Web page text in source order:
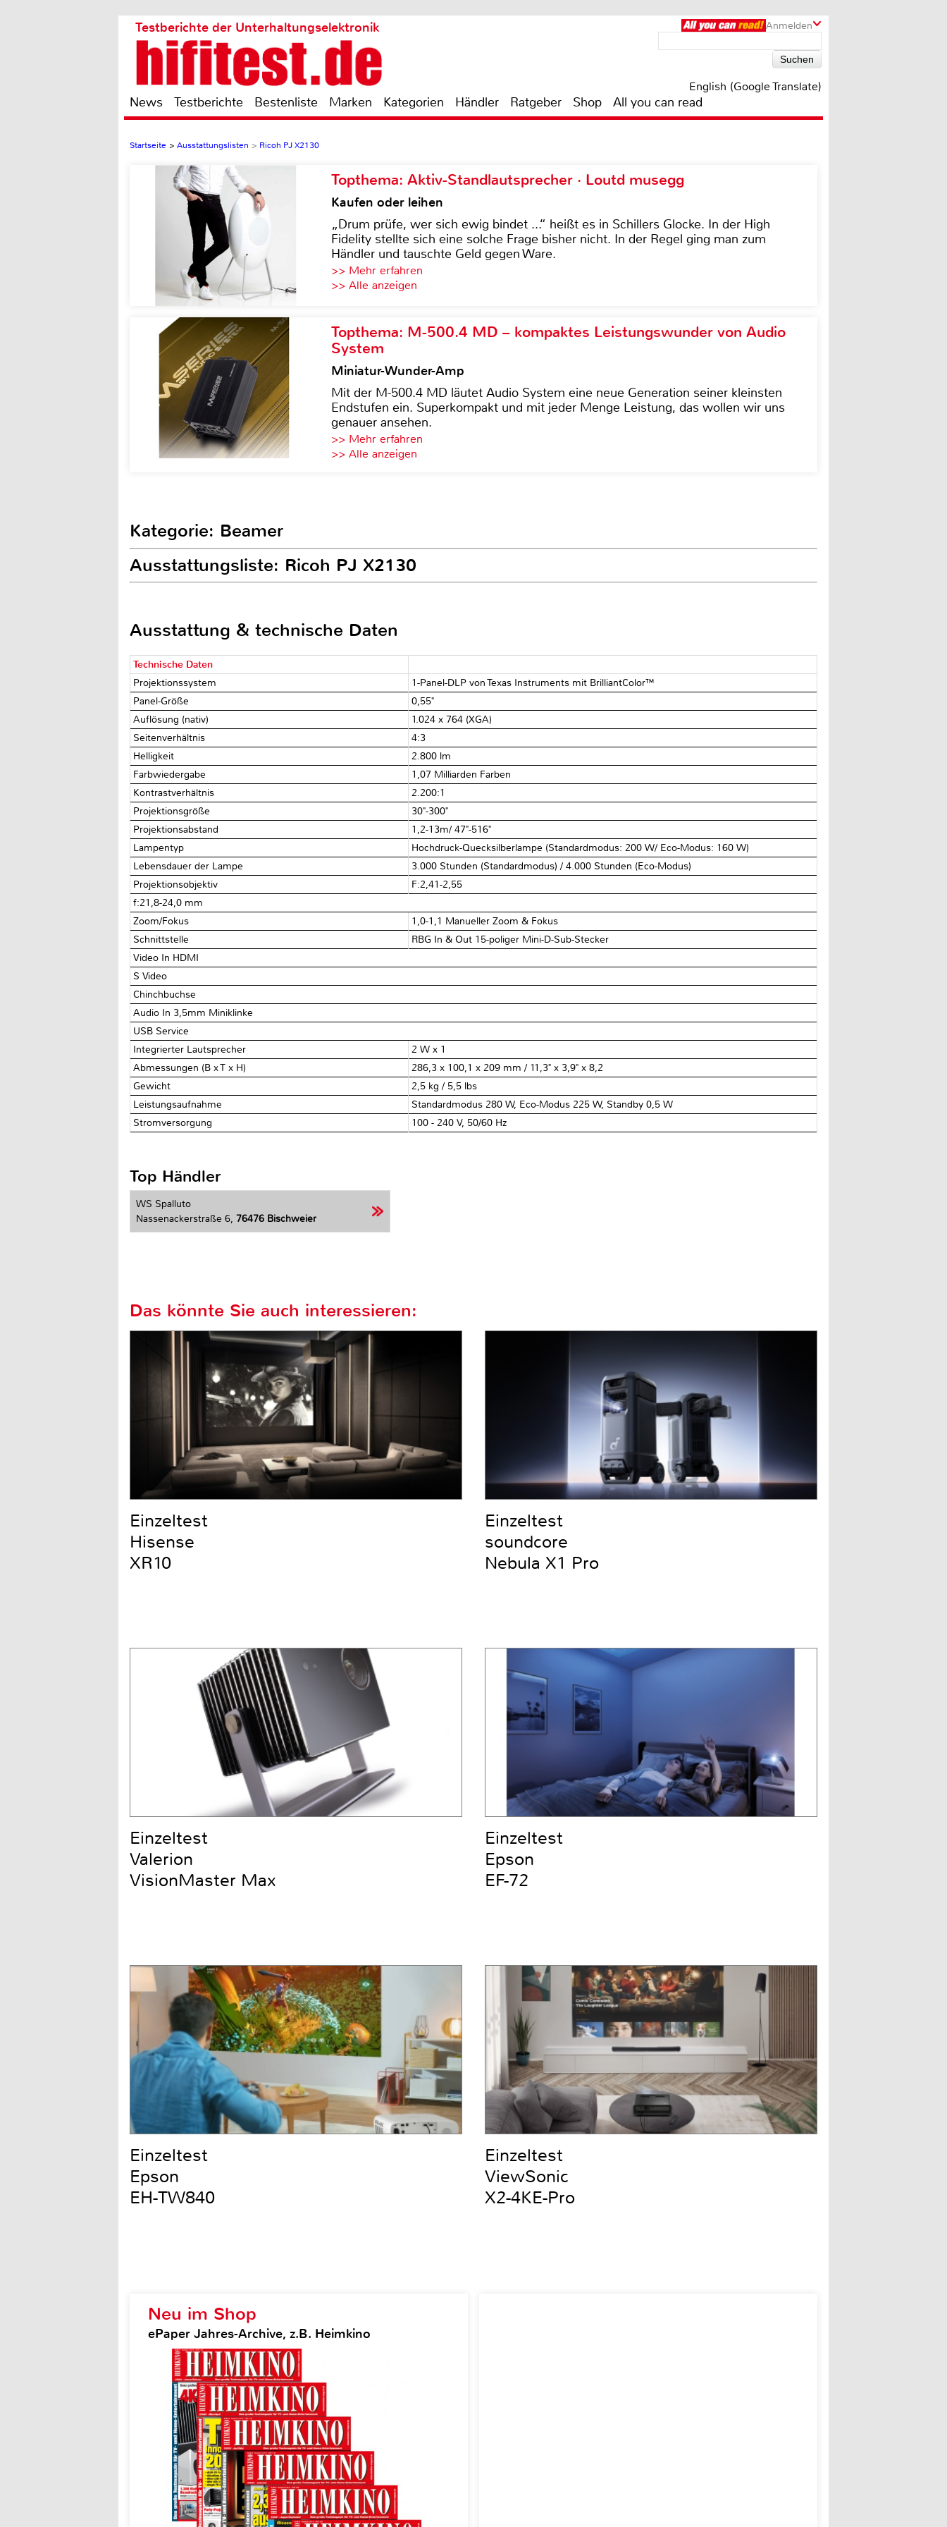
Anmelden
Testberichte der Unterhaltungselektronik
English (Google Translate)
News Testberichte Bestenliste Marken Kategorien Händler Ratgeber Shop All you can read
Startseite > Ausstattungslisten > Ricoh PJ X2130
Topthema: Aktiv-Standlautsprecher · Loutd musegg
Kaufen oder leihen
„Drum prüfe, wer sich ewig bindet ...“ heißt es in Schillers Glocke. In der High
Fidelity stellte sich eine solche Frage bisher nicht. In der Regel ging man zum
Händler und tauschte Geld gegen Ware.
>> Mehr erfahren
>> Alle anzeigen
Topthema: M-500.4 MD – kompaktes Leistungswunder von Audio
System
Miniatur-Wunder-Amp
Mit der M-500.4 MD läutet Audio System eine neue Generation seiner kleinsten
Endstufen ein. Superkompakt und mit jeder Menge Leistung, das wollen wir uns
genauer ansehen.
>> Mehr erfahren
>> Alle anzeigen
Kategorie: Beamer
Ausstattungsliste: Ricoh PJ X2130
Ausstattung & technische Daten
Technische Daten
Projektionssystem
1-Panel-DLP von Texas Instruments mit BrilliantColor™
Panel-Größe
0,55"
Auflösung (nativ)
1.024 x 764 (XGA)
Seitenverhältnis
4:3
Helligkeit
2.800 lm
Farbwiedergabe
1,07 Milliarden Farben
Kontrastverhältnis
2.200:1
Projektionsgröße
30"-300"
Projektionsabstand
1,2-13m/ 47"-516"
Lampentyp
Hochdruck-Quecksilberlampe (Standardmodus: 200 W/ Eco-Modus: 160 W)
Lebensdauer der Lampe
3.000 Stunden (Standardmodus) / 4.000 Stunden (Eco-Modus)
Projektionsobjektiv
F:2,41-2,55
f:21,8-24,0 mm
Zoom/Fokus
1,0-1,1 Manueller Zoom & Fokus
Schnittstelle
RBG In & Out 15-poliger Mini-D-Sub-Stecker
Video In HDMI
S Video
Chinchbuchse
Audio In 3,5mm Miniklinke
USB Service
Integrierter Lautsprecher
2 W x 1
Abmessungen (B x T x H)
286,3 x 100,1 x 209 mm / 11,3" x 3,9" x 8,2
Gewicht
2,5 kg / 5,5 lbs
Leistungsaufnahme
Standardmodus 280 W, Eco-Modus 225 W, Standby 0,5 W
Stromversorgung
100 - 240 V, 50/60 Hz
Top Händler
WS Spalluto
Nassenackerstraße 6, 76476 Bischweier
Neu im Shop
ePaper Jahres-Archive, z.B. Heimkino
Das könnte Sie auch interessieren:
Einzeltest
Hisense
XR10
Einzeltest
soundcore
Nebula X1 Pro
Einzeltest
Valerion
VisionMaster Max
Einzeltest
Epson
EF-72
Einzeltest
Epson
EH-TW840
Einzeltest
ViewSonic
X2-4KE-Pro